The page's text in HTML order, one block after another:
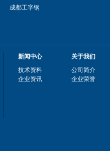
成都工字钢
新闻中心
技术资料
企业资讯
关于我们
公司简介
企业荣誉